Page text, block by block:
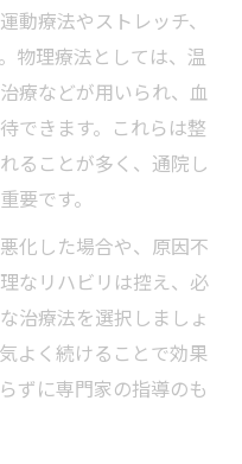
動療法やストレッチ、
物理療法としては、温
療などが用いられ、血
できます。これらは整
ることが多く、通院し
要です。
化した場合や、原因不
なリハビリは控え、必
治療法を選択しましょ
よく続けることで効果
ずに専門家の指導のも